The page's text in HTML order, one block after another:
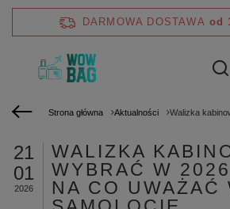
DARMOWA DOSTAWA od
Strona główna Aktualności Walizka
21
01
2026
WALIZKA
WYBRAĆ W
NA CO UWAŻAĆ